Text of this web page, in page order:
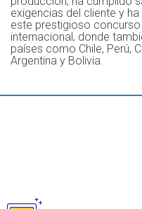
exigencias del cliente y
este prestigioso
internacional, donde
países como Chile, Perú,
Argentina y Bolivia.